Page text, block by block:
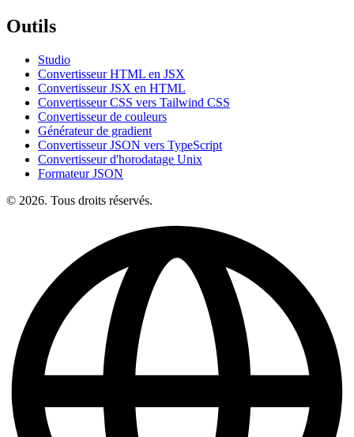
Outils
Studio
Convertisseur HTML en JSX
Convertisseur JSX en HTML
Convertisseur CSS vers Tailwind CSS
Convertisseur de couleurs
Générateur de gradient
Convertisseur JSON vers TypeScript
Convertisseur d'horodatage Unix
Formateur JSON
© 2026. Tous droits réservés.